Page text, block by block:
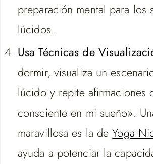
preparación mental para los
lúcidos.
Usa Técnicas de
dormir, visualiza un
lúcido y repite afirmaciones
consciente en mi sueño».
maravillosa es la deYoga
ayuda a potenciar la